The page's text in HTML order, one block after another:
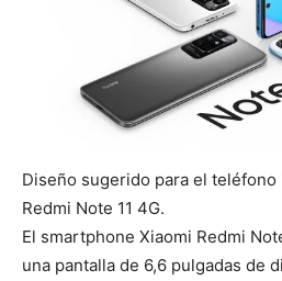
Diseño sugerido para el
Redmi Note 11 4G.
El smartphone Xiaomi Redmi
una pantalla de 6,6 pulgadas de